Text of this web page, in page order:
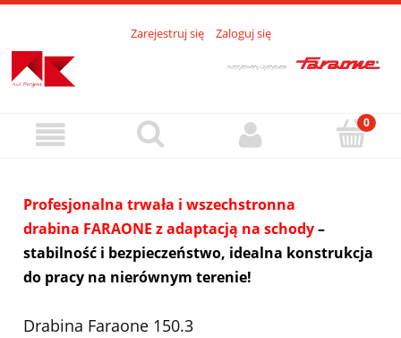
Zarejestruj się Zaloguj się
Profesjonalna trwała i wszechstronna
drabina FARAONE z adaptacją na schody–
stabilność i bezpieczeństwo, idealna konstrukcja
do pracy na nierównym terenie!
Drabina Faraone 150.3